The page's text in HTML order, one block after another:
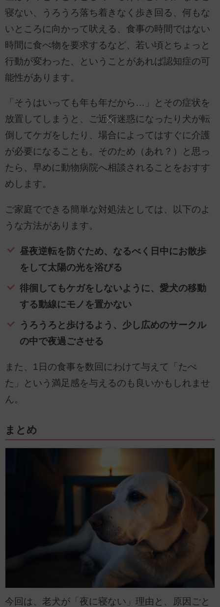
寝ない、うろうろ落ち着きなく歩き回る、何もな
いところに向かって吠える、食事の時間ではない
時間に食べ物を要求するなど、若い頃とちょっと
行動が変わった、ということがあれば認知症の可
能性があります。
「そうはいっても年も年だから…」とその症状を
放置してしまうと、ご近所迷惑になったり犬が転
倒してケガをしたり、場合によってはすぐに介護
が必要になることも。そのため（あれ？）と思っ
たら、早めに動物病院へ相談されることをおすす
めします。
ご家庭でできる簡単な対処法としては、以下のよ
うな方法があります。
昼夜逆転を防ぐため、なるべく日中にお散歩
をして太陽の光を浴びる
徘徊してもケガをしないように、愛犬の移動
する動線にモノを置かない
うろうろと歩けるよう、少し広めのサークル
の中で夜過ごさせる
また、1日の食事を数回にわけて与えて「たべ
た」という満足感を与えるのも良いかもしれませ
ん。
まとめ
今回は、老犬が「夜に寝ない」理由と、原因ごと